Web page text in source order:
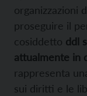
organizzazioni
proseguire il
cosiddetto ddl
attualmente in
rappresenta
sui diritti e le